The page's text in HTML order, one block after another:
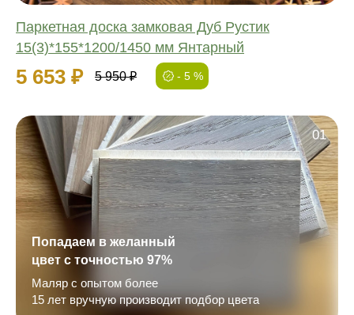
Паркетная доска замковая Дуб Рустик
15(3)*155*1200/1450 мм Янтарный
5 653 ₽ 5 950 ₽ - 5 %
01
Попадаем в желанный
цвет с точностью 97%
Маляр с опытом более
15 лет вручную производит подбор цвета